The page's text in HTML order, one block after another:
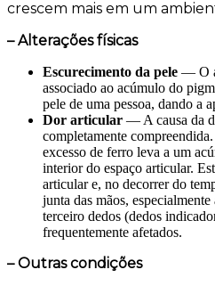
crescem mais em um
– Alterações físicas
Escurecimento da pele — O
associado ao acúmulo do
pele de uma pessoa, dando a
Dor articular — A causa da
completamente
excesso de ferro leva a um
interior do espaço articular.
articular e, no decorrer do
junta das mãos,
terceiro dedos (dedos
frequentemente afetados.
– Outras condições